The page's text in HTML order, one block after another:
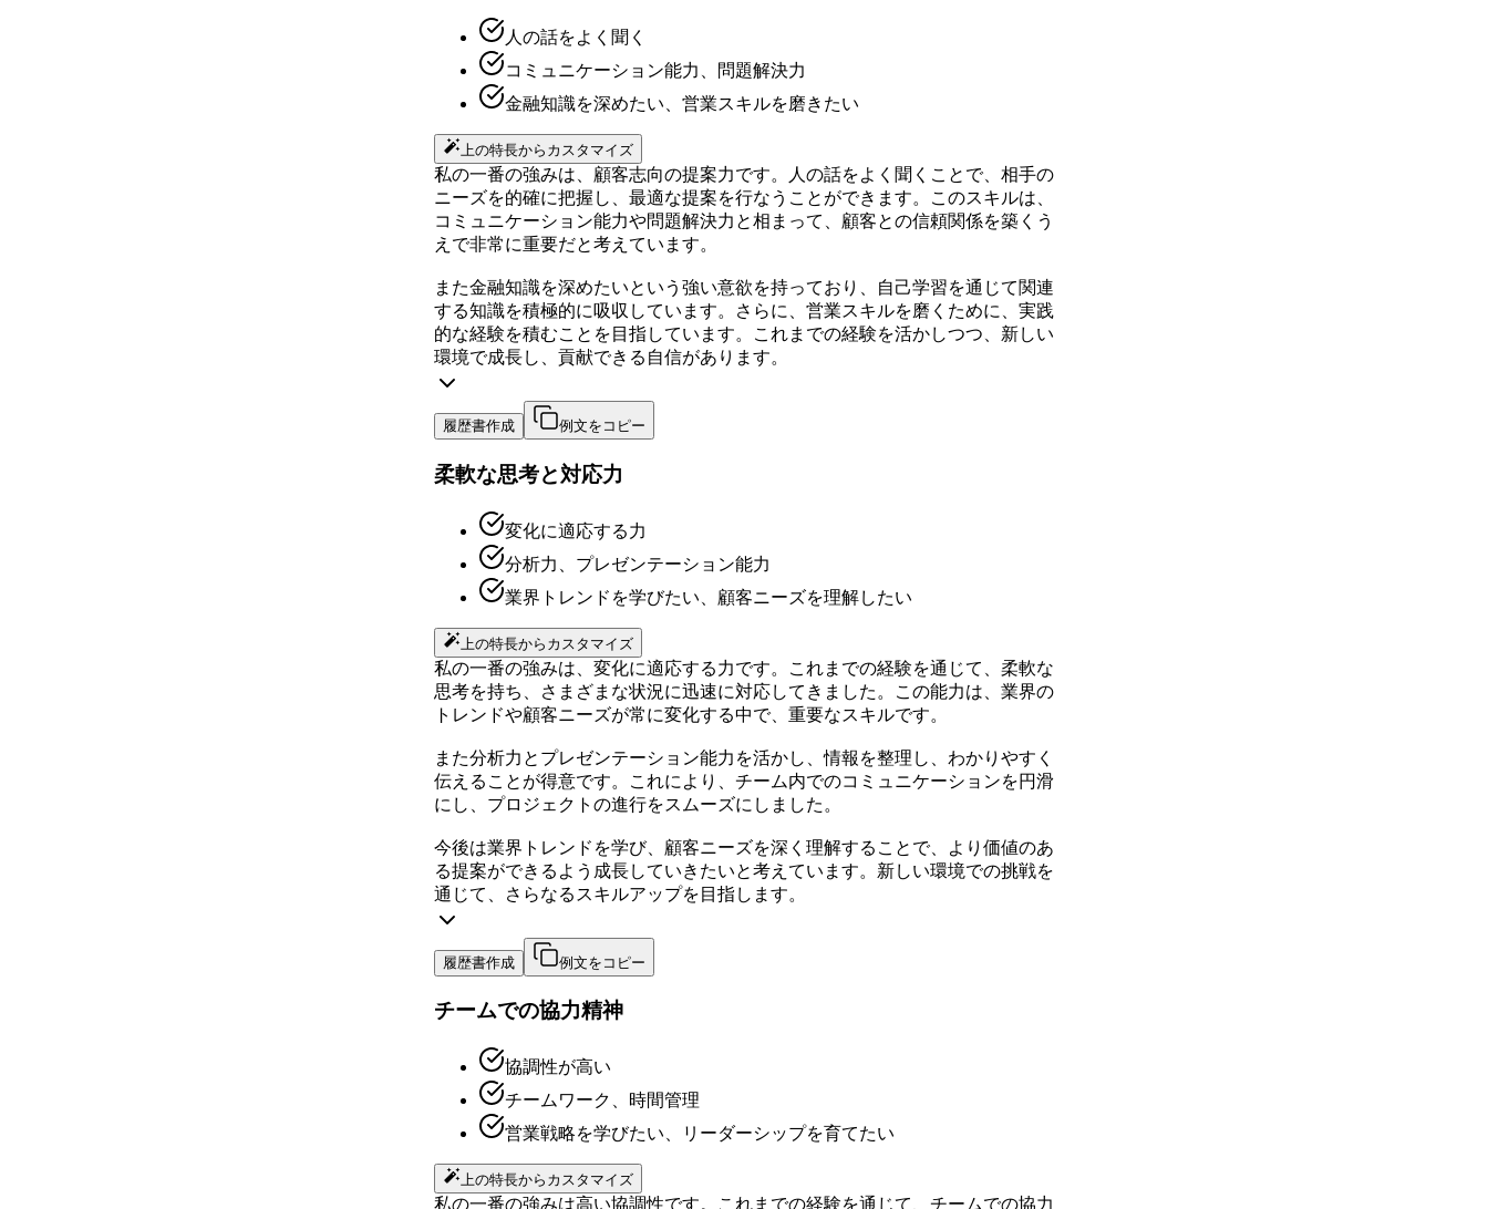
人の話をよく聞く
コミュニケーション能力、問題解決力
金融知識を深めたい、営業スキルを磨きたい
上の特長からカスタマイズ
私の一番の強みは、顧客志向の提案力です。人の話をよく聞くことで、相手の
ニーズを的確に把握し、最適な提案を行なうことができます。このスキルは、
コミュニケーション能力や問題解決力と相まって、顧客との信頼関係を築くう
えで非常に重要だと考えています。
また金融知識を深めたいという強い意欲を持っており、自己学習を通じて関連
する知識を積極的に吸収しています。さらに、営業スキルを磨くために、実践
的な経験を積むことを目指しています。これまでの経験を活かしつつ、新しい
環境で成長し、貢献できる自信があります。
履歴書作成 例文をコピー
柔軟な思考と対応力
変化に適応する力
分析力、プレゼンテーション能力
業界トレンドを学びたい、顧客ニーズを理解したい
上の特長からカスタマイズ
私の一番の強みは、変化に適応する力です。これまでの経験を通じて、柔軟な
思考を持ち、さまざまな状況に迅速に対応してきました。この能力は、業界の
トレンドや顧客ニーズが常に変化する中で、重要なスキルです。
また分析力とプレゼンテーション能力を活かし、情報を整理し、わかりやすく
伝えることが得意です。これにより、チーム内でのコミュニケーションを円滑
にし、プロジェクトの進行をスムーズにしました。
今後は業界トレンドを学び、顧客ニーズを深く理解することで、より価値のあ
る提案ができるよう成長していきたいと考えています。新しい環境での挑戦を
通じて、さらなるスキルアップを目指します。
履歴書作成 例文をコピー
チームでの協力精神
協調性が高い
チームワーク、時間管理
営業戦略を学びたい、リーダーシップを育てたい
上の特長からカスタマイズ
私の一番の強みは高い協調性です。これまでの経験を通じて、チームでの協力